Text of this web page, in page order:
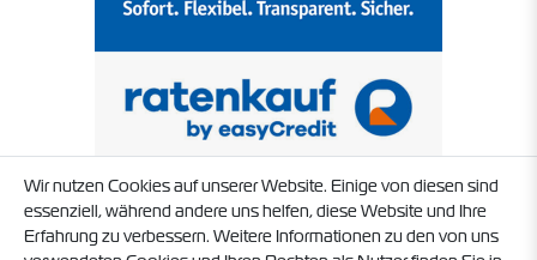
Wir nutzen Cookies auf unserer Website. Einige von diesen sind
essenziell, während andere uns helfen, diese Website und Ihre
Erfahrung zu verbessern. Weitere Informationen zu den von uns